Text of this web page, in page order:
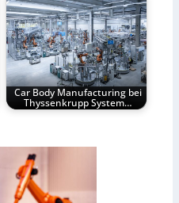
Car Body Manufacturing bei
Thyssenkrupp System…